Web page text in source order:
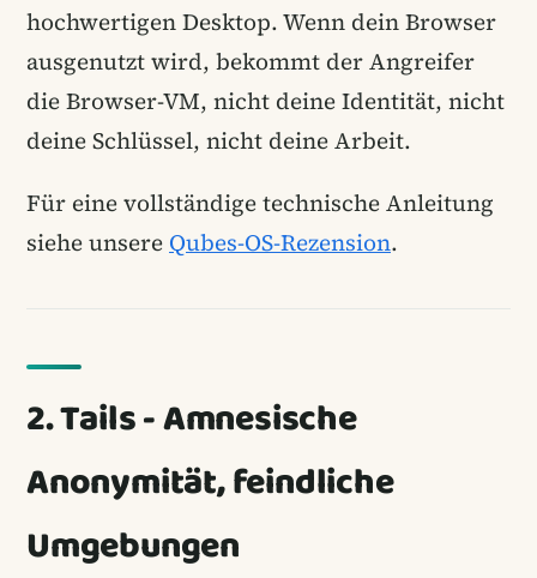
hochwertigen Desktop. Wenn dein Browser
ausgenutzt wird, bekommt der Angreifer
die Browser-VM, nicht deine Identität, nicht
deine Schlüssel, nicht deine Arbeit.
Für eine vollständige technische Anleitung
siehe unsere Qubes-OS-Rezension.
2. Tails - Amnesische
Anonymität, feindliche
Umgebungen